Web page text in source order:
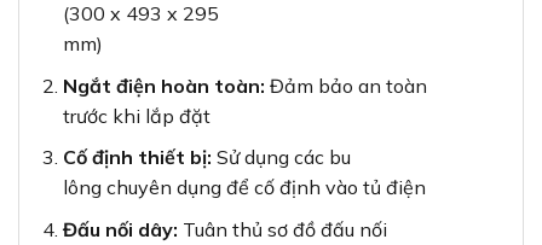
(300 x 493 x 295
mm)
Ngắt điện hoàn toàn: Đảm bảo an toàn
trước khi lắp đặt
Cố định thiết bị: Sử dụng các bu
lông chuyên dụng để cố định vào tủ điện
Đấu nối dây: Tuân thủ sơ đồ đấu nối